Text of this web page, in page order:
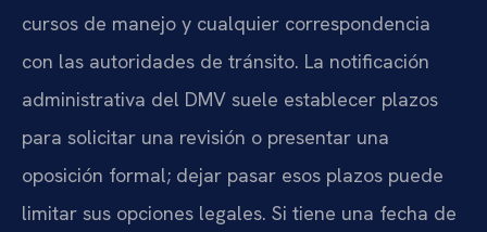
cursos de manejo y cualquier correspondencia
con las autoridades de tránsito. La notificación
administrativa del DMV suele establecer plazos
para solicitar una revisión o presentar una
oposición formal; dejar pasar esos plazos puede
limitar sus opciones legales. Si tiene una fecha de